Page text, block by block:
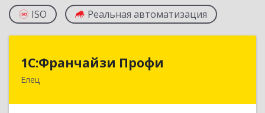
ISO Реальная автоматизация
1С:Франчайзи Профи
Елец
1С:Франчайзи Профи